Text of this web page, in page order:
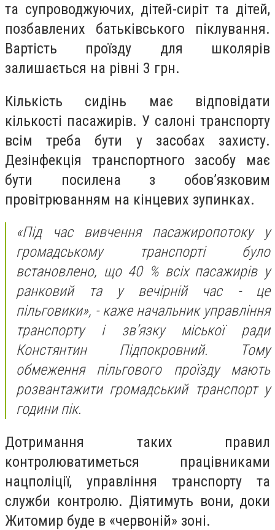
та супроводжуючих, дітей-сиріт та дітей,
позбавлених батьківського піклування.
Вартість проїзду для школярів
залишається на рівні 3 грн.
Кількість сидінь має відповідати
кількості пасажирів. У салоні транспорту
всім треба бути у засобах захисту.
Дезінфекція транспортного засобу має
бути посилена з обов’язковим
провітрюванням на кінцевих зупинках.
«Під час вивчення пасажиропотоку у
громадському транспорті було
встановлено, що 40 % всіх пасажирів у
ранковий та у вечірній час - це
пільговики», - каже начальник управління
транспорту і зв’язку міської ради
Констянтин Підпокровний. Тому
обмеження пільгового проїзду мають
розвантажити громадський транспорт у
години пік.
Дотримання таких правил
контролюватиметься працівниками
нацполіції, управління транспорту та
служби контролю. Діятимуть вони, доки
Житомир буде в «червоній» зоні.